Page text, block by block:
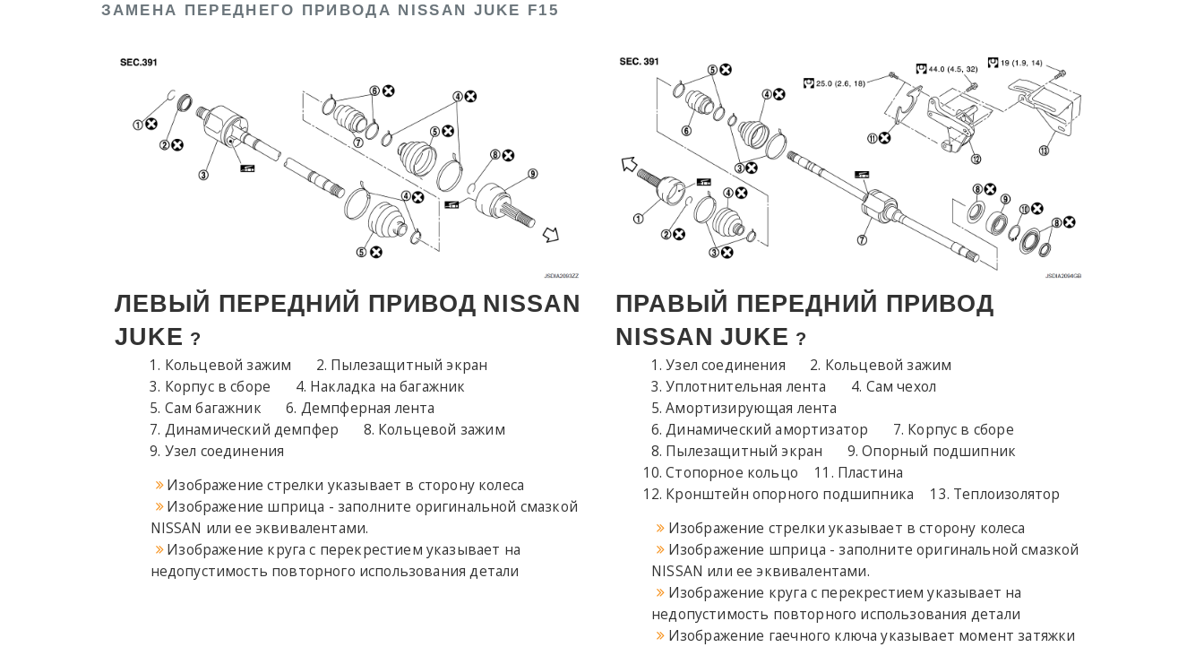
ЗАМЕНА ПЕРЕДНЕГО ПРИВОДА NISSAN JUKE F15
ЛЕВЫЙ ПЕРЕДНИЙ ПРИВОД NISSAN
JUKE ?
Кольцевой зажим
Пылезащитный экран
Корпус в сборе
Накладка на багажник
Сам багажник
Демпферная лента
Динамический демпфер
Кольцевой зажим
Узел соединения
Изображение стрелки указывает в сторону колеса
Изображение шприца - заполните оригинальной смазкой
NISSAN или ее эквивалентами.
Изображение круга с перекрестием указывает на
недопустимость повторного использования детали
ПРАВЫЙ ПЕРЕДНИЙ ПРИВОД
NISSAN JUKE ?
Узел соединения
Кольцевой зажим
Уплотнительная лента
Сам чехол
Амортизирующая лента
Динамический амортизатор
Корпус в сборе
Пылезащитный экран
Опорный подшипник
Стопорное кольцо
Пластина
Кронштейн опорного подшипника
Теплоизолятор
Изображение стрелки указывает в сторону колеса
Изображение шприца - заполните оригинальной смазкой
NISSAN или ее эквивалентами.
Изображение круга с перекрестием указывает на
недопустимость повторного использования детали
Изображение гаечного ключа указывает момент затяжки